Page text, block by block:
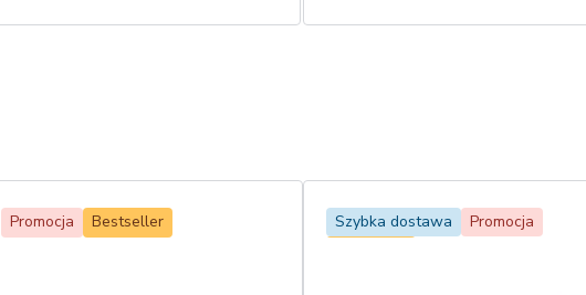
Promocja Bestseller Szybka dostawa
Promocja